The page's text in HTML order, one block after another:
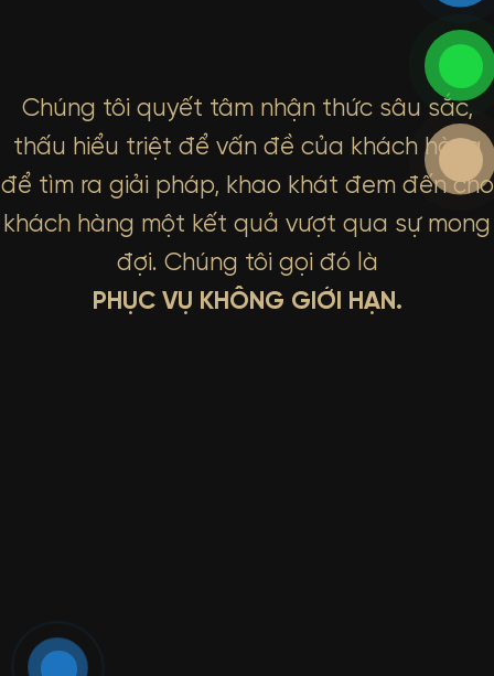
Chúng tôi quyết tâm nhận thức sâu sắc,
thấu hiểu triệt để vấn đề của khách hàng
để tìm ra giải pháp, khao khát đem đến cho
khách hàng một kết quả vượt qua sự mong
đợi. Chúng tôi gọi đó là
PHỤC VỤ KHÔNG GIỚI HẠN.